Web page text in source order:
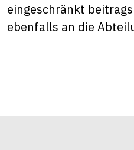
eingeschränkt
ebenfalls an die